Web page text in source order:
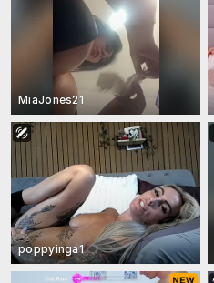
MiaJones21
poppyinga1